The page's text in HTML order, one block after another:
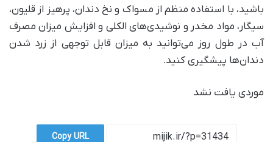
باشید، با استفاده منظم از مسواک و نخ دندان، پرهیز از قلیون،
سیگار، مواد مخدر و نوشیدی‌های الکلی و افزایش میزان مصرف
آب در طول روز می‌توانید به میزان قابل توجهی از زرد شدن
دندان‌ها پیشگیری کنید.
موردی یافت نشد
Copy URL